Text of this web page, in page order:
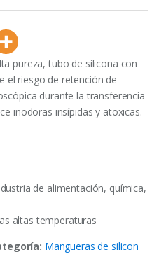
pureza, tubo de silicona con
el riesgo de retención de
durante la transferencia
inodoras insípidas y atoxicas.
de alimentación, química,
altas temperaturas
Mangueras de silicon